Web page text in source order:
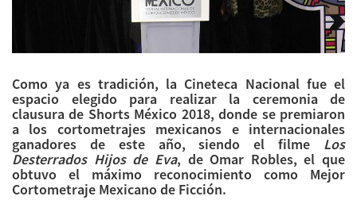
Como ya es tradición, la Cineteca Nacional fue el
espacio elegido para realizar la ceremonia de
clausura de Shorts México 2018, donde se premiaron
a los cortometrajes mexicanos e internacionales
ganadores de este año, siendo el filme Los
Desterrados Hijos de Eva, de Omar Robles, el que
obtuvo el máximo reconocimiento como Mejor
Cortometraje Mexicano de Ficción.